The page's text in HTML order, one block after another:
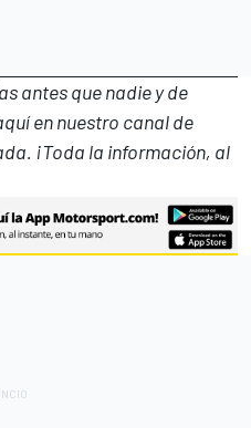
antes que nadie y de
en nuestro canal de
¡Toda la información, al